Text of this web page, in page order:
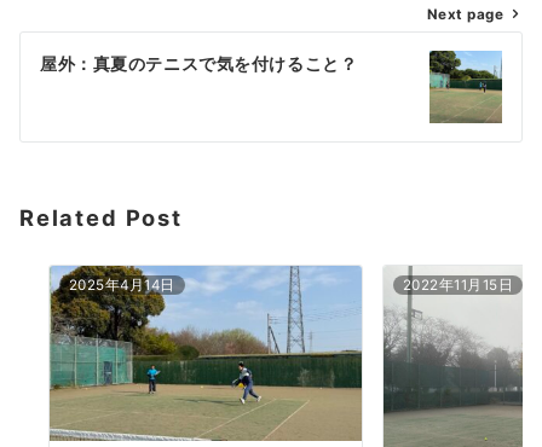
ビ
ゲ
シ
ン
Next page
屋外：真夏のテニスで気を付けること？
Related Post
2025年4月14日 2022年11月15日